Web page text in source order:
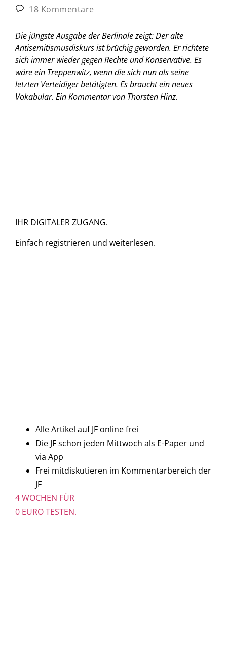
18 Kommentare
Die jüngste Ausgabe der Berlinale zeigt: Der alte
Antisemitismusdiskurs ist brüchig geworden. Er richtete
sich immer wieder gegen Rechte und Konservative. Es
wäre ein Treppenwitz, wenn die sich nun als seine
letzten Verteidiger betätigten. Es braucht ein neues
Vokabular. Ein Kommentar von Thorsten Hinz.
IHR DIGITALER ZUGANG.
Einfach registrieren und weiterlesen.
Alle Artikel auf JF online frei
Die JF schon jeden Mittwoch als E-Paper und
via App
Frei mitdiskutieren im Kommentarbereich der
JF
4 WOCHEN FÜR
0 EURO TESTEN.